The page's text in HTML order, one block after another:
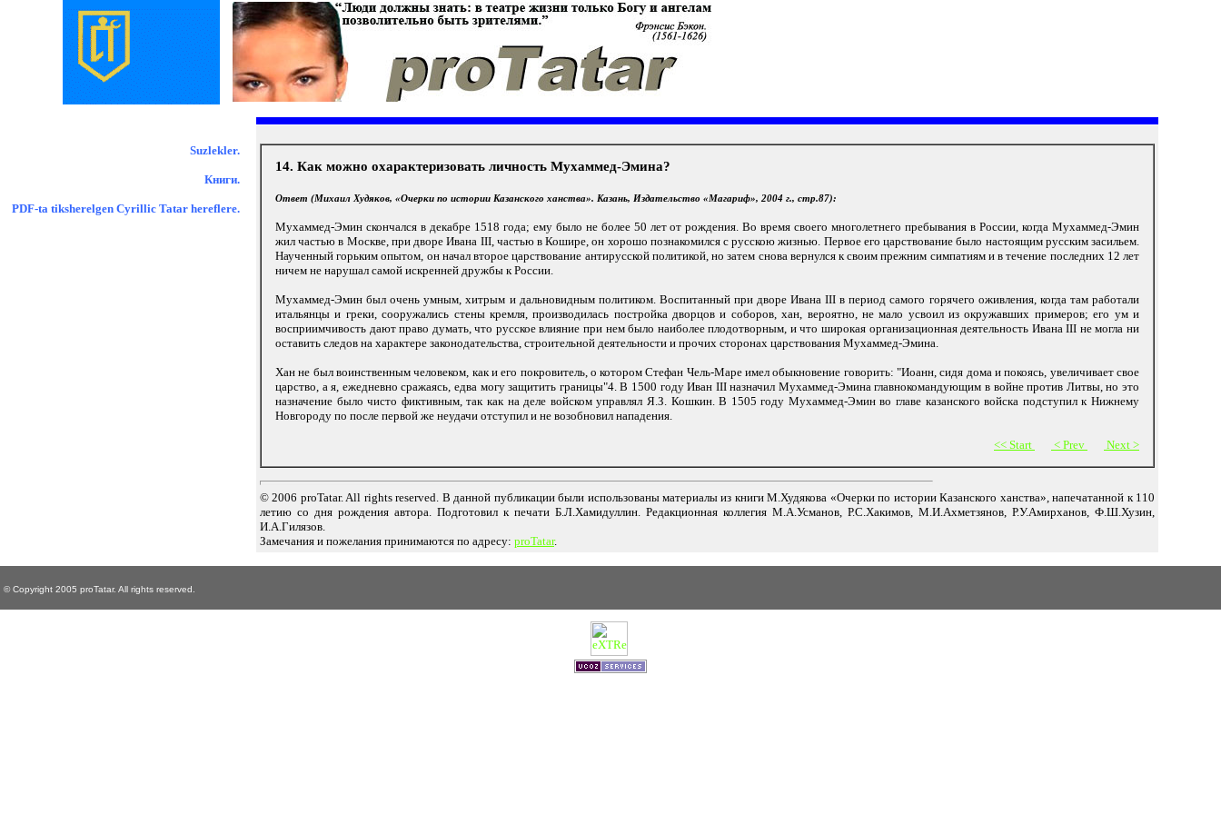
Suzlekler.
Книги.
PDF-ta tiksherelgen Cyrillic Tatar hereflere.
14. Как можно охарактеризовать личность Мухаммед-Эмина?
Ответ (Михаил Худяков, «Очерки по истории Казанского ханства». Казань, Издательство «Магариф», 2004 г., стр.87):
Мухаммед-Эмин скончался в декабре 1518 года; ему было не более 50 лет от рождения. Во время своего многолетнего пребывания в России, когда Мухаммед-Эмин
жил частью в Москве, при дворе Ивана III, частью в Кошире, он хорошо познакомился с русскою жизнью. Первое его царствование было настоящим русским засильем.
Наученный горьким опытом, он начал второе царствование антирусской политикой, но затем снова вернулся к своим прежним симпатиям и в течение последних 12 лет
ничем не нарушал самой искренней дружбы к России.
Мухаммед-Эмин был очень умным, хитрым и дальновидным политиком. Воспитанный при дворе Ивана III в период самого горячего оживления, когда там работали
итальянцы и греки, сооружались стены кремля, производилась постройка дворцов и соборов, хан, вероятно, не мало усвоил из окружавших примеров; его ум и
восприимчивость дают право думать, что русское влияние при нем было наиболее плодотворным, и что широкая организационная деятельность Ивана III не могла ни
оставить следов на характере законодательства, строительной деятельности и прочих сторонах царствования Мухаммед-Эмина.
Хан не был воинственным человеком, как и его покровитель, о котором Стефан Чель-Маре имел обыкновение говорить: "Иоанн, сидя дома и покоясь, увеличивает свое
царство, а я, ежедневно сражаясь, едва могу защитить границы"4. В 1500 году Иван III назначил Мухаммед-Эмина главнокомандующим в войне против Литвы, но это
назначение было чисто фиктивным, так как на деле войском управлял Я.З. Кошкин. В 1505 году Мухаммед-Эмин во главе казанского войска подступил к Нижнему
Новгороду по после первой же неудачи отступил и не возобновил нападения.
<< Start < Prev Next >
© 2006 proTatar. All rights reserved. В данной публикации были использованы материалы из книги М.Худякова «Очерки по истории Казанского ханства», напечатанной к 110
летию со дня рождения автора. Подготовил к печати Б.Л.Хамидуллин. Редакционная коллегия М.А.Усманов, Р.С.Хакимов, М.И.Ахметзянов, Р.У.Амирханов, Ф.Ш.Хузин,
И.А.Гилязов.
Замечания и пожелания принимаются по адресу: proTatar.
© Copyright 2005 proTatar. All rights reserved.